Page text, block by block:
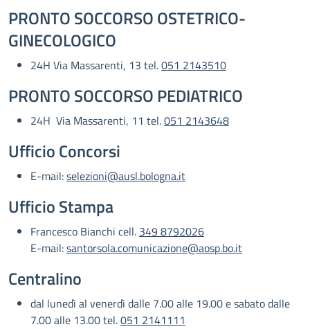
PRONTO SOCCORSO OSTETRICO-
GINECOLOGICO
24H Via Massarenti, 13 tel.051 2143510
PRONTO SOCCORSO PEDIATRICO
24H Via Massarenti, 11 tel.051 2143648
Ufficio Concorsi
E-mail:selezioni@ausl.bologna.it
Ufficio Stampa
Francesco Bianchi cell. 349 8792026
E-mail:santorsola.comunicazione@aosp.bo.it
Centralino
dal lunedì al venerdì dalle 7.00 alle 19.00 e sabato dalle
7.00 alle 13.00 tel.051 2141111